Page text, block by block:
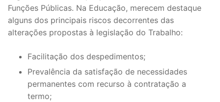
Área de Sócios
Revista Intervir
Contactos
Funções Públicas. Na Educação, merecem destaque
alguns dos principais riscos decorrentes das
alterações propostas à legislação do Trabalho:
Facilitação dos despedimentos;
Prevalência da satisfação de necessidades
permanentes com recurso à contratação a
termo;